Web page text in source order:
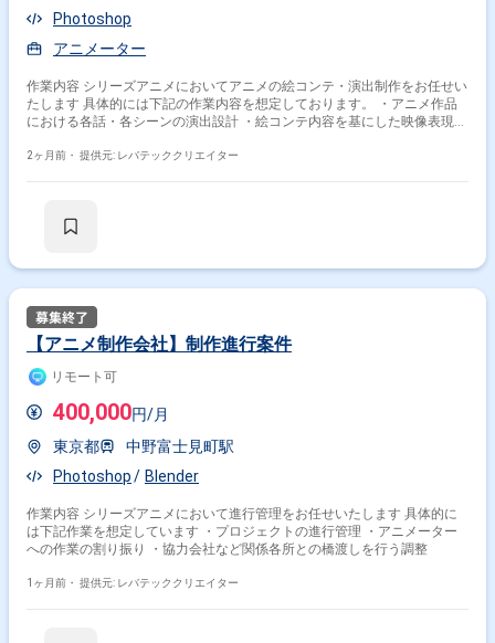
Photoshop
アニメーター
作業内容 シリーズアニメにおいてアニメの絵コンテ・演出制作をお任せい
たします 具体的には下記の作業内容を想定しております。 ・アニメ作品
における各話・各シーンの演出設計 ・絵コンテ内容を基にした映像表現・
2ヶ月前・ 提供元: レバテッククリエイター
【アニメ制作会社】制作進行案件
リモート可
400,000円/月
東京都
中野富士見町駅
Photoshop
Blender
作業内容 シリーズアニメにおいて進行管理をお任せいたします 具体的に
は下記作業を想定しています ・プロジェクトの進行管理 ・アニメーター
への作業の割り振り ・協力会社など関係各所との橋渡しを行う調整
1ヶ月前・ 提供元: レバテッククリエイター